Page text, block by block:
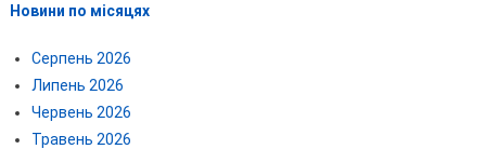
Новини по місяцях
Серпень 2026
Липень 2026
Червень 2026
Травень 2026